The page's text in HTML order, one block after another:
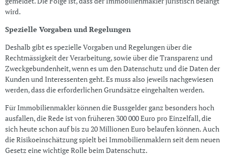
wird.
Spezielle Vorgaben und Regelungen
Deshalb gibt es spezielle Vorgaben und Regelungen über die
Rechtmässigkeit der Verarbeitung, sowie über die Transparenz und
Zweckgebundenheit, wenn es um den Datenschutz und die Daten der
Kunden und Interessenten geht. Es muss also jeweils nachgewiesen
werden, dass die erforderlichen Grundsätze eingehalten werden.
Für Immobilienmakler können die Bussgelder ganz besonders hoch
ausfallen, die Rede ist von früheren 300 000 Euro pro Einzelfall, die
sich heute schon auf bis zu 20 Millionen Euro belaufen können. Auch
die Risikoeinschätzung spielt bei Immobilienmaklern seit dem neuen
Gesetz eine wichtige Rolle beim Datenschutz.